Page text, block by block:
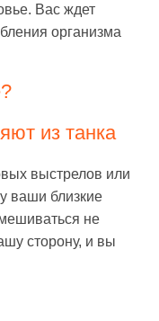
Вас ждет
организма
из танка
выстрелов или
ваши близкие
не
сторону, и вы